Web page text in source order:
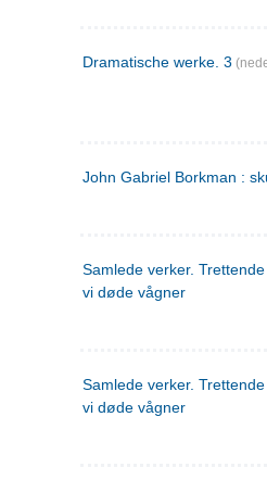
Dramatische werke. 3
John Gabriel Borkman :
Samlede verker.
vi døde vågner
Samlede verker.
vi døde vågner